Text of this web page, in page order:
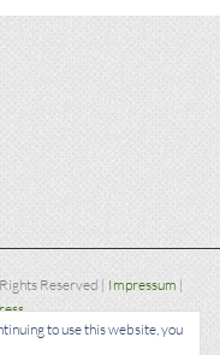
Reserved | Impressum |
to use this website, you